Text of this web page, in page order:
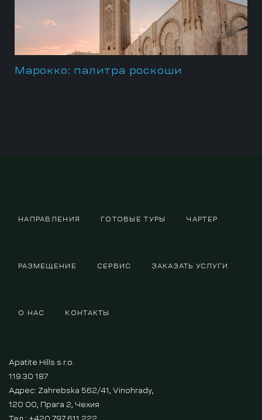
Марокко: палитра роскоши
НАПРАВЛЕНИЯ ГОТОВЫЕ ТУРЫ ЧАРТЕР
РАЗМЕЩЕНИЕ СЕРВИС ЗАКАЗАТЬ УСЛУГИ
О НАС КОНТАКТЫ
Apatite Hills s.r.o.
119 30 187
Адрес: Zahrebska 562/41, Vinohrady,
120 00, Прага 2, Чехия